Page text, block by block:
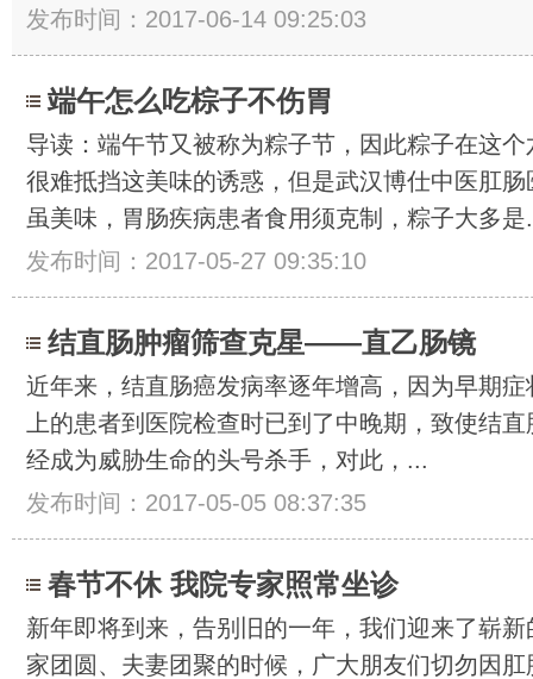
发布时间：2017-06-14 09:25:03
端午怎么吃棕子不伤胃
导读：端午节又被称为粽子节，因此粽子在这
很难抵挡这美味的诱惑，但是武汉博仕中医肛
虽美味，胃肠疾病患者食用须克制，粽子大多是
发布时间：2017-05-27 09:35:10
结直肠肿瘤筛查克星——直乙肠镜
近年来，结直肠癌发病率逐年增高，因为早期
上的患者到医院检查时已到了中晚期，致使结
经成为威胁生命的头号杀手，对此，...
发布时间：2017-05-05 08:37:35
春节不休 我院专家照常坐诊
新年即将到来，告别旧的一年，我们迎来了崭
家团圆、夫妻团聚的时候，广大朋友们切勿因